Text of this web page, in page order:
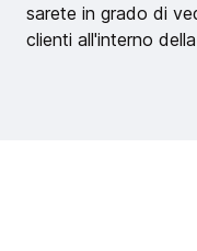
sarete in grado di
clienti all'interno